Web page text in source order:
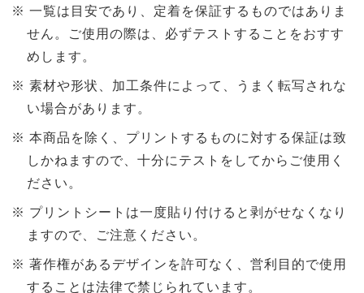
一覧は目安であり、定着を保証するものではありま
せん。ご使用の際は、必ずテストすることをおすす
めします。
素材や形状、加工条件によって、うまく転写されな
い場合があります。
本商品を除く、プリントするものに対する保証は致
しかねますので、十分にテストをしてからご使用く
ださい。
プリントシートは一度貼り付けると剥がせなくなり
ますので、ご注意ください。
著作権があるデザインを許可なく、営利目的で使用
することは法律で禁じられています。